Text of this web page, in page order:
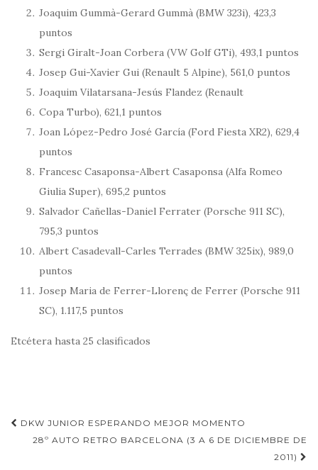
Joaquim Gummà-Gerard Gummà (BMW 323i), 423,3
puntos
Sergi Giralt-Joan Corbera (VW Golf GTi), 493,1 puntos
Josep Gui-Xavier Gui (Renault 5 Alpine), 561,0 puntos
Joaquim Vilatarsana-Jesús Flandez (Renault
Copa Turbo), 621,1 puntos
Joan López-Pedro José García (Ford Fiesta XR2), 629,4
puntos
Francesc Casaponsa-Albert Casaponsa (Alfa Romeo
Giulia Super), 695,2 puntos
Salvador Cañellas-Daniel Ferrater (Porsche 911 SC),
795,3 puntos
Albert Casadevall-Carles Terrades (BMW 325ix), 989,0
puntos
Josep Maria de Ferrer-Llorenç de Ferrer (Porsche 911
SC), 1.117,5 puntos
Etcétera hasta 25 clasificados
Navegación
de
DKW JUNIOR ESPERANDO MEJOR MOMENTO
28º AUTO RETRO BARCELONA (3 A 6 DE DICIEMBRE DE
2011)